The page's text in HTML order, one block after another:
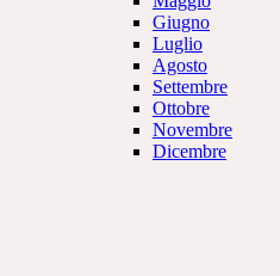
Giugno
Luglio
Agosto
Settembre
Ottobre
Novembre
Dicembre